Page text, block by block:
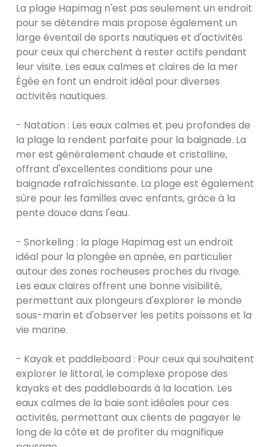
La plage Hapimag n'est pas seulement un endroit
pour se détendre mais propose également un
large éventail de sports nautiques et d'activités
pour ceux qui cherchent à rester actifs pendant
leur visite. Les eaux calmes et claires de la mer
Égée en font un endroit idéal pour diverses
activités nautiques.
- Natation : Les eaux calmes et peu profondes de
la plage la rendent parfaite pour la baignade. La
mer est généralement chaude et cristalline,
offrant d'excellentes conditions pour une
baignade rafraîchissante. La plage est également
sûre pour les familles avec enfants, grâce à la
pente douce dans l'eau.
- Snorkeling : la plage Hapimag est un endroit
idéal pour la plongée en apnée, en particulier
autour des zones rocheuses proches du rivage.
Les eaux claires offrent une bonne visibilité,
permettant aux plongeurs d'explorer le monde
sous-marin et d'observer les petits poissons et la
vie marine.
- Kayak et paddleboard : Pour ceux qui souhaitent
explorer le littoral, le complexe propose des
kayaks et des paddleboards à la location. Les
eaux calmes de la baie sont idéales pour ces
activités, permettant aux clients de pagayer le
long de la côte et de profiter du magnifique